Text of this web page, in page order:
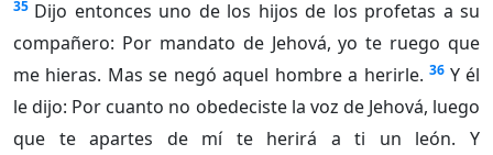
35 Dijo entonces uno de los hijos de los profetas a su
compañero: Por mandato de Jehová, yo te ruego que
me hieras. Mas se negó aquel hombre a herirle. 36 Y él
le dijo: Por cuanto no obedeciste la voz de Jehová, luego
que te apartes de mí te herirá a ti un león. Y